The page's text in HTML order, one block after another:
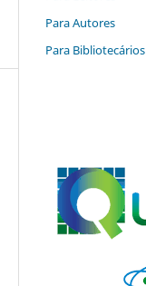
Para Autores
Para Bibliotecários